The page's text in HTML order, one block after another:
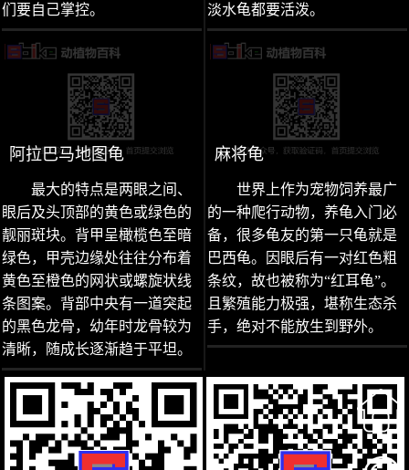
们要自己掌控。
阿拉巴马地图龟
最大的特点是两眼之间、
眼后及头顶部的黄色或绿色的
靓丽斑块。背甲呈橄榄色至暗
绿色，甲壳边缘处往往分布着
黄色至橙色的网状或螺旋状线
条图案。背部中央有一道突起
的黑色龙骨，幼年时龙骨较为
清晰，随成长逐渐趋于平坦。
淡水龟都要活泼。
麻将龟
世界上作为宠物饲养最广
的一种爬行动物，养龟入门必
备，很多龟友的第一只龟就是
巴西龟。因眼后有一对红色粗
条纹，故也被称为“红耳龟”。
且繁殖能力极强，堪称生态杀
手，绝对不能放生到野外。